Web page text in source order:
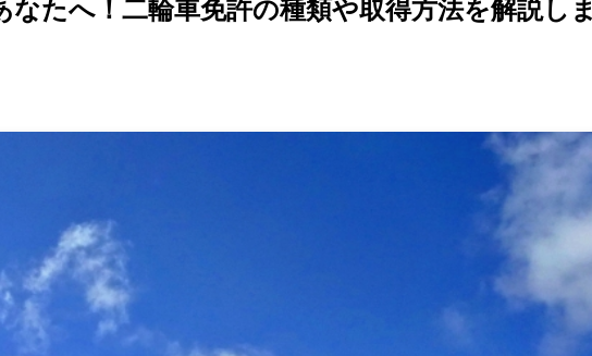
たへ！二輪車免許の種類や取得方法を解説しま